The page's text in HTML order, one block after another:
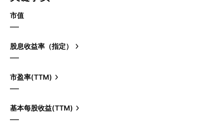
市值
—
股息收益率（指定）
—
市盈率(TTM)
—
基本每股收益(TTM)
—